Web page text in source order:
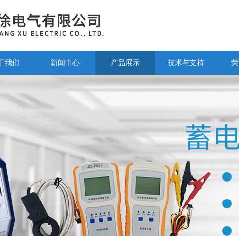
我们 新闻中心 产品展示 技术与支持